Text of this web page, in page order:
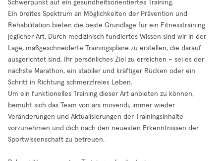
Schwerpunkt auf ein gesundheitsorientiertes Training.
Ein breites Spektrum an Möglichkeiten der Prävention und
Rehabilitation bieten die beste Grundlage für ein Fitnesstraining
jeglicher Art. Durch medizinisch fundiertes Wissen sind wir in der
Lage, maßgeschneiderte Trainingspläne zu erstellen, die darauf
ausgerichtet sind, Ihr persönliches Ziel zu erreichen – sei es der
nächste Marathon, ein stabiler und kräftiger Rücken oder ein
Schritt in Richtung schmerzfreies Leben.
Um ein funktionelles Training dieser Art anbieten zu können,
bemüht sich das Team von ars movendi, immer wieder
Veränderungen und Aktualisierungen der Trainingsinhalte
vorzunehmen und dich nach den neuesten Erkenntnissen der
Sportwissenschaft zu betreuen.